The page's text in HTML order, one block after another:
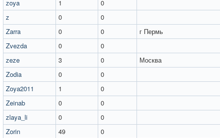
zoya
1
0
z
0
0
Zarra
0 0
г Пермь
Zvezda
0
0
zeze
3 0
Москва
Zodia
0
0
Zoya2011
1
0
Zeinab
0
0
zlaya_li
0
0
Zorin
49
0